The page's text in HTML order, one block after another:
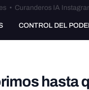
• Curanderos IA
CONTROL DEL
hasta